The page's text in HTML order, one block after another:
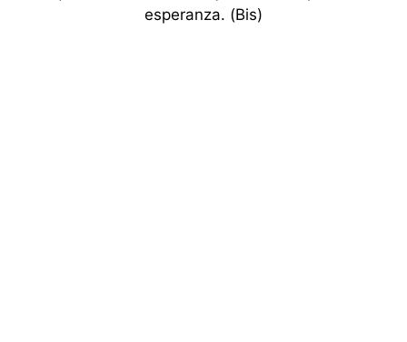
esperanza. (Bis)